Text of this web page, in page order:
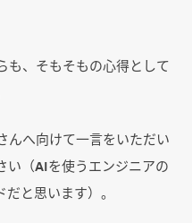
も、そもそもの心得として
んへ向けて一言をいただい
い（AIを使うエンジニアの
と思います）。